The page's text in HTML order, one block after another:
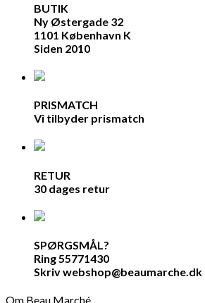
BUTIK
Ny Østergade 32
1101 København K
Siden 2010
PRISMATCH
Vi tilbyder prismatch
RETUR
30 dages retur
SPØRGSMÅL?
Ring 55771430
Skriv webshop@beaumarche.dk
Om Beau Marché